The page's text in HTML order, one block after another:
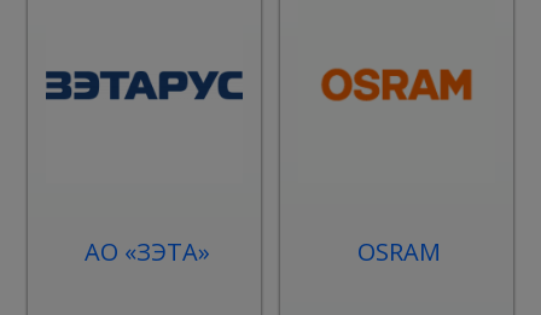
АО «ЗЭТА» OSRAM